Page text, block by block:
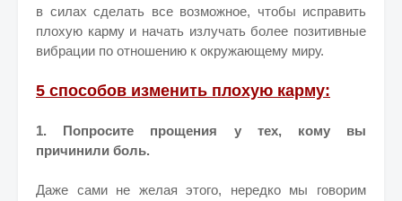
в силах сделать все возможное, чтобы исправить
плохую карму и начать излучать более позитивные
вибрации по отношению к окружающему миру.
5 способов изменить плохую карму:
1. Попросите прощения у тех, кому вы
причинили боль.
Даже сами не желая этого, нередко мы говорим